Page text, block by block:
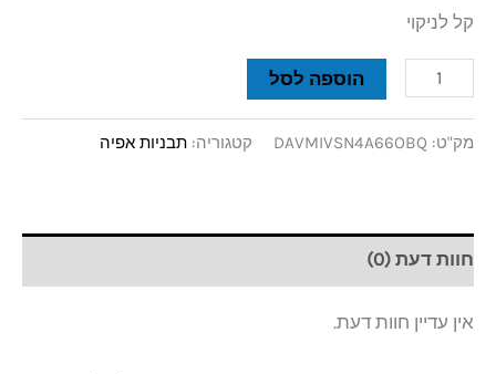
קל לניקוי
הוספה לסל
מק"ט: DAVMIVSN4A66OBQ קטגוריה: תבניות אפיה
חוות דעת (0)
אין עדיין חוות דעת.